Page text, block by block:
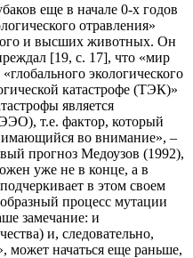
еще в начале 0-х годов
отравления»
и высших животных. Он
[19, с. 17], что «мир
экологического
катастрофе (ТЭК)»
является
т.е. фактор, который
во внимание», –
прогноз Медоузов (1992),
уже не в конце, а в
в этом своем
процесс мутации
замечание: и
и, следовательно,
начаться еще раньше,